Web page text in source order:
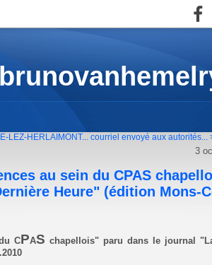
LEZ-HERLAIMONT... courriel envoyé aux autorités...
3
au sein du CPAS
Heure" (édition Mons-
CPAS chapellois" paru dans le journal